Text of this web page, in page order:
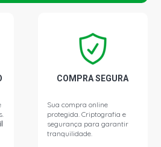
2.0 16V DURATEC GASOLINA
2.0 16V ZETEC FLEX (2006 -
2.0 16V ZETEC GASOLINA
COMPRA SEGURA
Sua compra online
protegida. Criptografia e
segurança para garantir
tranquilidade.